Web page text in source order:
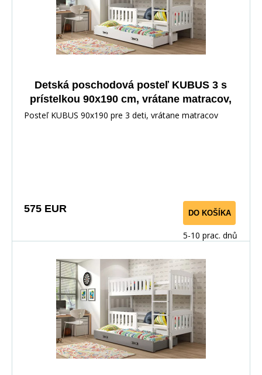
Detská poschodová posteľ KUBUS 3 s
prístelkou 90x190 cm, vrátane matracov,
Biela/Biela
Posteľ KUBUS 90x190 pre 3 deti, vrátane matracov
575 EUR DO KOŠÍKA
5-10 prac. dnů